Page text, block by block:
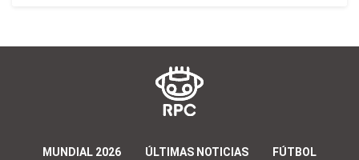
MUNDIAL 2026 ÚLTIMAS NOTICIAS FÚTBOL